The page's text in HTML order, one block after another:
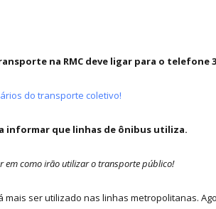
na RMC deve ligar para o telefone
do transporte coletivo!
informar que linhas de ônibus utiliza.
em como irão utilizar o transporte público!
ser utilizado nas linhas metropolitanas.